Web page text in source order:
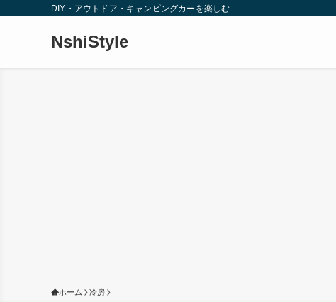
DIY・アウトドア・キャンピングカーを楽しむ
NshiStyle
ホーム 冷房